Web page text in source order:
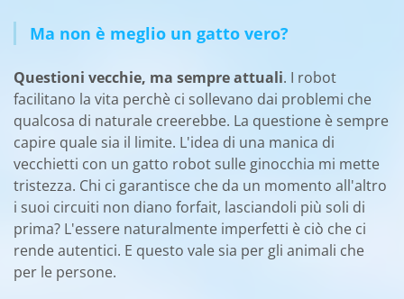
Ma non è meglio un gatto vero?
Questioni vecchie, ma sempre attuali. I robot
facilitano la vita perchè ci sollevano dai problemi che
qualcosa di naturale creerebbe. La questione è sempre
capire quale sia il limite. L'idea di una manica di
vecchietti con un gatto robot sulle ginocchia mi mette
tristezza. Chi ci garantisce che da un momento all'altro
i suoi circuiti non diano forfait, lasciandoli più soli di
prima? L'essere naturalmente imperfetti è ciò che ci
rende autentici. E questo vale sia per gli animali che
per le persone.